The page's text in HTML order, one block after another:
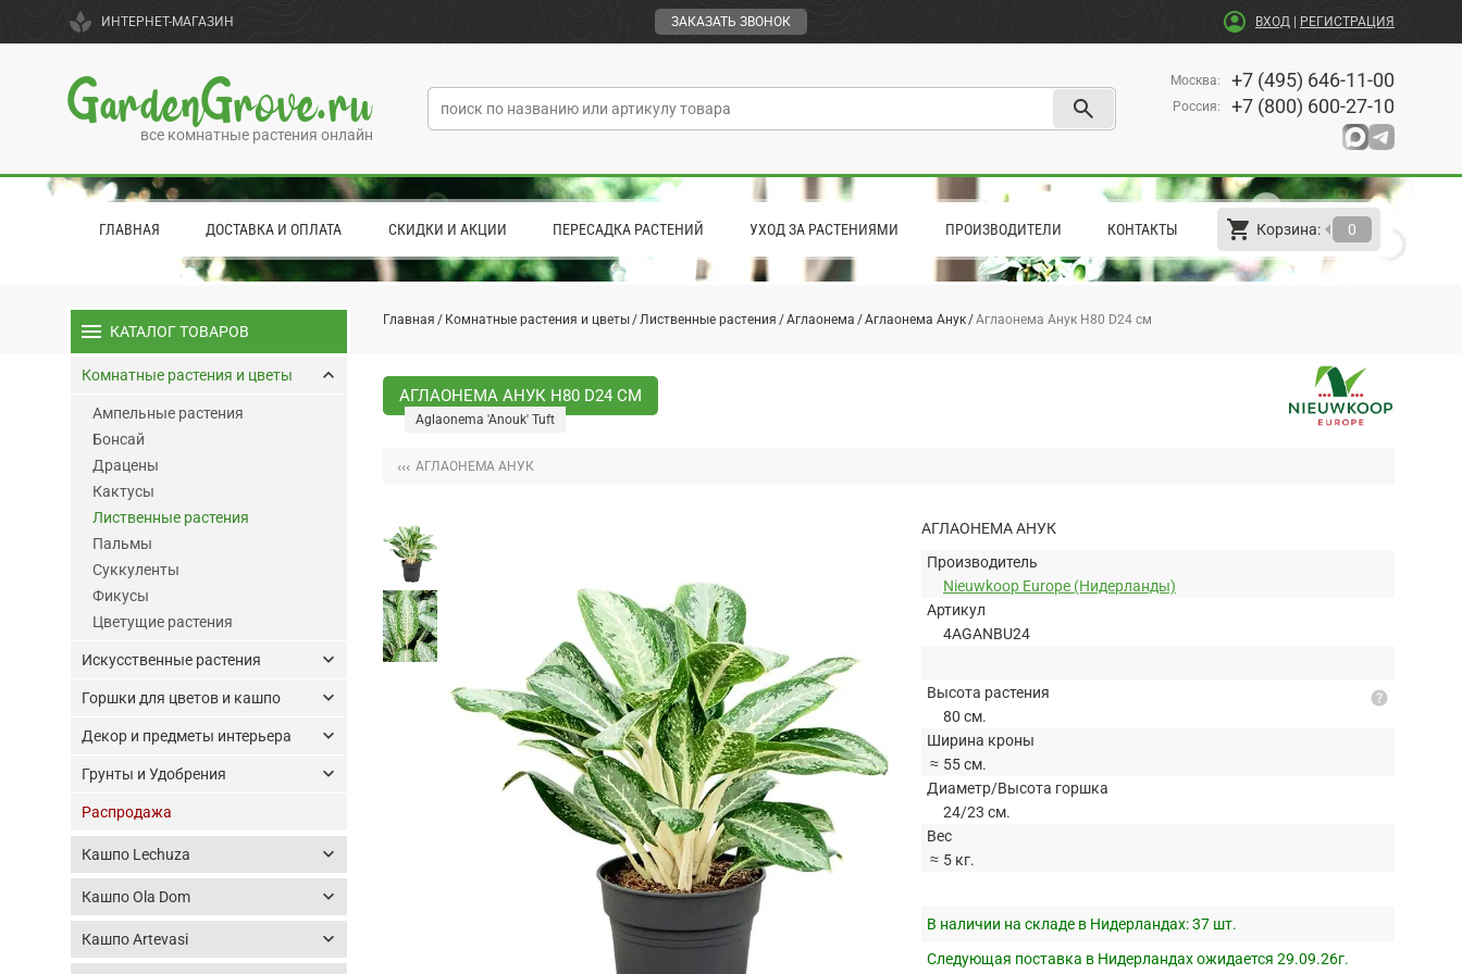
spa ИНТЕРНЕТ-МАГАЗИН ЗАКАЗАТЬ ЗВОНОК account_circle ВХОД РЕГИСТРАЦИЯ
GardenGrove.ru
все комнатные растения онлайн
search
Москва: +7 (495) 646-11-00
Россия: +7 (800) 600-27-10
ГЛАВНАЯ ДОСТАВКА И ОПЛАТА СКИДКИ И АКЦИИ ПЕРЕСАДКА РАСТЕНИЙ УХОД ЗА РАСТЕНИЯМИ ПРОИЗВОДИТЕЛИ КОНТАКТЫ shopping_cart Корзина: 0
arrow_left
Главная Комнатные растения и цветы Лиственные растения Аглаонема Аглаонема Анук Аглаонема Анук H80 D24 см
АГЛАОНЕМА АНУК H80 D24 СМ
Aglaonema 'Anouk' Tuft
‹‹‹ АГЛАОНЕМА АНУК
АГЛАОНЕМА АНУК
Производитель
Nieuwkoop Europe (Нидерланды)
Артикул
4AGANBU24
Высота растения
80 см.
Ширина кроны
≈ 55 см.
Диаметр/Высота горшка
24/23 см.
Вес
≈ 5 кг.
help
В наличии на складе в Нидерландах:37 шт.
Следующая поставка в Нидерландах ожидается 29.09.26г.
menu КАТАЛОГ ТОВАРОВ
Комнатные растения и цветы keyboard_arrow_up
Ампельные растения
Бонсай
Драцены
Кактусы
Лиственные растения
Пальмы
Суккуленты
Фикусы
Цветущие растения
Искусственные растения keyboard_arrow_down
Горшки для цветов и кашпо keyboard_arrow_down
Декор и предметы интерьера keyboard_arrow_down
Грунты и Удобрения keyboard_arrow_down
Распродажа
Кашпо Lechuza keyboard_arrow_down
Кашпо Ola Dom keyboard_arrow_down
Кашпо Artevasi keyboard_arrow_down